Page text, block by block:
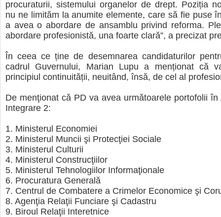
procuraturii, sistemului organelor de drept. Poziția
nu ne limităm la anumite elemente, care să fie puse
a avea o abordare de ansamblu privind reforma.
abordare profesionistă, una foarte clară”, a precizat
În ceea ce ține de desemnarea candidaturilor
cadrul Guvernului, Marian Lupu a menționat că
principiul continuității, neuitând, însă, de cel al
De menţionat că PD va avea următoarele portofolii în
Integrare 2:
1. Ministerul Economiei
2. Ministerul Muncii şi Protecţiei Sociale
3. Ministerul Culturii
4. Ministerul Construcţiilor
5. Ministerul Tehnologiilor Informaţionale
6. Procuratura Generală
7. Centrul de Combatere a Crimelor Economice şi
8. Agenţia Relaţii Funciare şi Cadastru
9. Biroul Relaţii Interetnice